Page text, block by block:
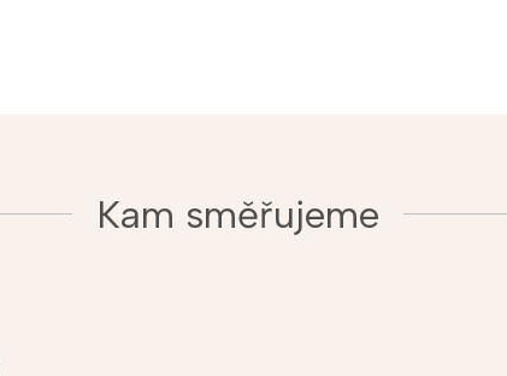
Kam směřujeme